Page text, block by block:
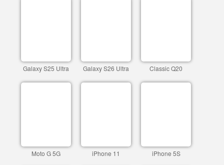
Galaxy S25 Ultra Galaxy S26 Ultra Classic Q20
Moto G 5G iPhone 11 iPhone 5S